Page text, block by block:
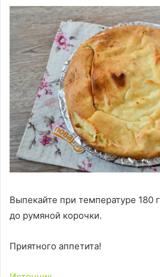
Выпекайте при температуре 180
до румяной корочки.
Приятного аппетита!